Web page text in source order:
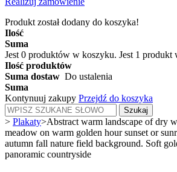
Produkt został dodany do koszyka!
Ilość
Suma
Jest 0 produktów w koszyku. Jest 1 produkt
Ilość produktów
Suma dostaw Do ustalenia
Suma
Kontynuuj zakupy Przejdź do koszyka
Szukaj
> Plakaty>Abstract warm landscape of dry
meadow on warm golden hour sunset or
autumn fall nature field background. Soft
panoramic countryside